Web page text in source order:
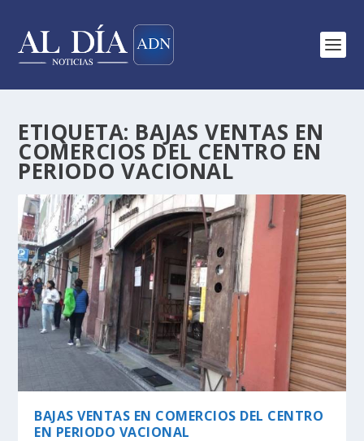
ETIQUETA: BAJAS VENTAS EN
COMERCIOS DEL CENTRO EN
PERIODO VACIONAL
BAJAS VENTAS EN COMERCIOS DEL CENTRO
EN PERIODO VACIONAL